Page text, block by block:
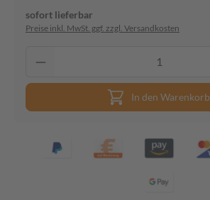
sofort lieferbar
Preise inkl. MwSt. ggf. zzgl. Versandkosten
In den Warenkorb